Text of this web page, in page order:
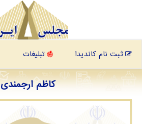
ثبت نام کاندیدا تبلیغات
کاظم ارجمندی